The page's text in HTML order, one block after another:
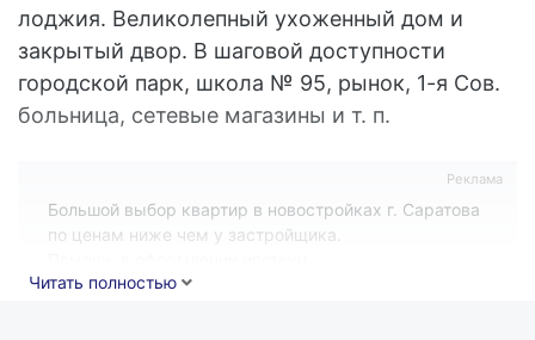
лоджия. Великолепный ухоженный дом и
закрытый двор. В шаговой доступности
городской парк, школа № 95, рынок, 1-я Сов.
больница, сетевые магазины и т. п.
Реклама
Большой выбор квартир в новостройках г. Саратова
по ценам ниже чем у застройщика.
Читать полностью